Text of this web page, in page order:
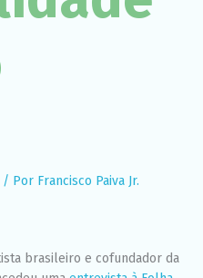
/ Por Francisco Paiva Jr.
brasileiro e cofundador da
possamos
melhorar a
Experiência
possível